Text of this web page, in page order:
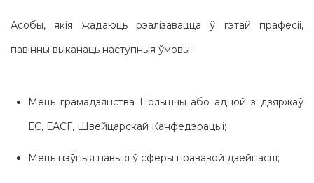
Асобы, якія жадаюць рэалізавацца ў гэтай прафесіі,
павінны выканаць наступныя ўмовы:
Мець грамадзянства Польшчы або адной з дзяржаў
ЕС, ЕАСГ, Швейцарскай Канфедэрацыі;
Мець пэўныя навыкі ў сферы прававой дзейнасці;